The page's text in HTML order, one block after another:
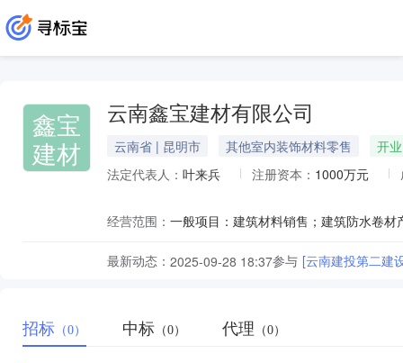
鑫宝
建材
云南鑫宝建材有限公司
云南省 | 昆明市 其他室内装饰材料零售
开业
法定代表人： 叶来兵 注册资本： 1000万元
经营范围：
最新动态： 2025-09-28 18:37参与 [云南建投第二建
招标 （0） 中标 （0） 代理 （0）